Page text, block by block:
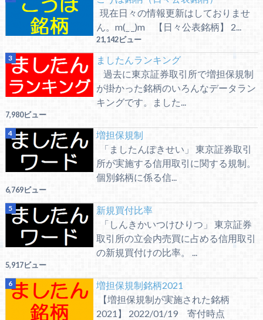
現在日々の情報更新はしておりませ
ん。m(_ _)m 【日々公表銘柄】 2...
21,142ビュー
ましたんランキング
過去に東京証券取引所で増担保規制
が掛かった銘柄のいろんなデータラン
キングです。ました...
7,980ビュー
増担保規制
「ましたんぽきせい」 東京証券取引
所が実施する信用取引に関する規制。
個別銘柄に係る信...
6,769ビュー
新規買付比率
「しんきかいつけひりつ」 東京証券
取引所の立会内売買に占める信用取引
の新規買付けの比率。 ...
5,917ビュー
増担保規制銘柄2021
【増担保規制が実施された銘柄
2021】 2022/01/19 寄付時点